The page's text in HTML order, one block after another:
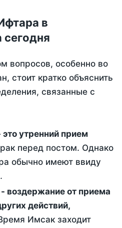
в
сегодня
вопросов, особенно во
стоит кратко объяснить
связанные с
перед постом. Однако
обычно имеют ввиду
действий,
Имсак заходит